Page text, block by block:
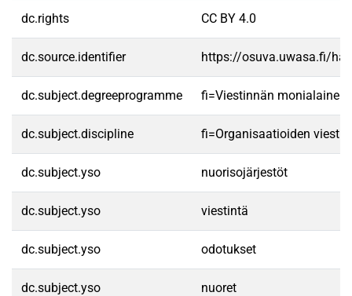
dc.rights CC BY 4.0
dc.source.identifier https://osuva.uwasa.fi/
dc.subject.degreeprogramme fi=Viestinnän
dc.subject.discipline fi=Organisaatioiden
dc.subject.yso nuorisojärjestöt
dc.subject.yso viestintä
dc.subject.yso odotukset
dc.subject.yso nuoret